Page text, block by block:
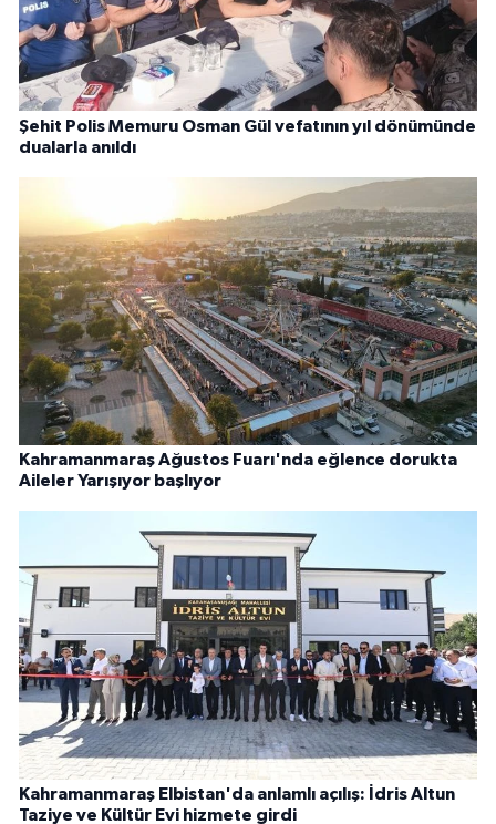
Şehit Polis Memuru Osman Gül vefatının yıl dönümünde
dualarla anıldı
Kahramanmaraş Ağustos Fuarı'nda eğlence dorukta
Aileler Yarışıyor başlıyor
Kahramanmaraş Elbistan'da anlamlı açılış: İdris Altun
Taziye ve Kültür Evi hizmete girdi